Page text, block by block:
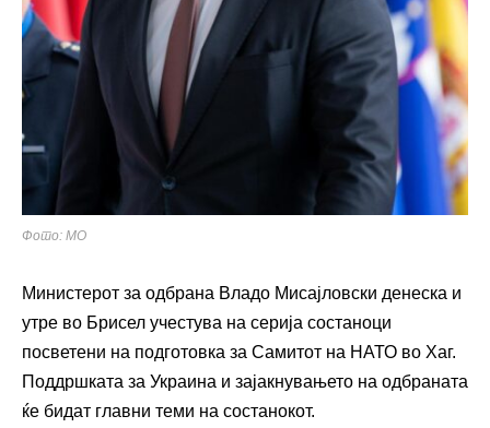
Фото: МО
Министерот за одбрана Владо Мисајловски денеска и
утре во Брисел учестува на серија состаноци
посветени на подготовка за Самитот на НАТО во Хаг.
Поддршката за Украина и зајакнувањето на одбраната
ќе бидат главни теми на состанокот.